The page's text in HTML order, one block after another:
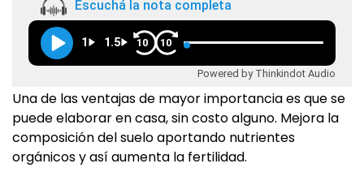
Escuchá la nota completa
1 1.5 10 10
Powered by Thinkindot Audio
Una de las ventajas de mayor importancia es que se
puede elaborar en casa, sin costo alguno. Mejora la
composición del suelo aportando nutrientes
orgánicos y así aumenta la fertilidad.